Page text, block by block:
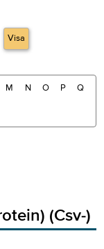
Visa
M N O P Q
(Csv-)